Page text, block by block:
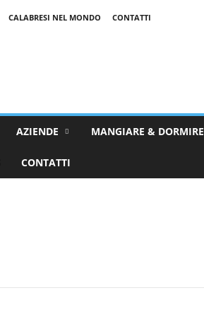
CALABRESI NEL MONDO CONTATTI
AZIENDE MANGIARE & DORMIRE
CONTATTI